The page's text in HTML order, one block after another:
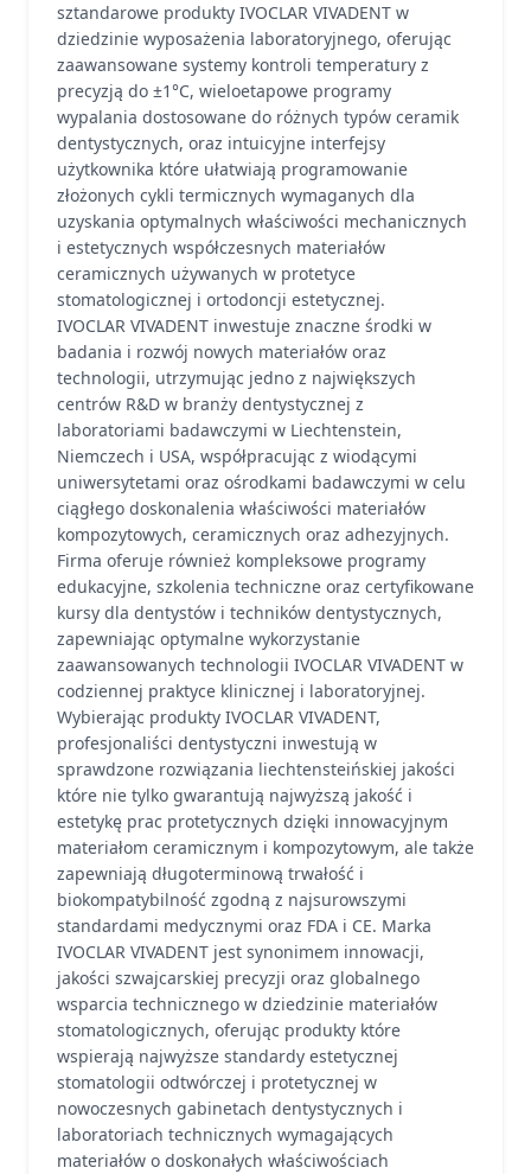
sztandarowe produkty IVOCLAR VIVADENT w
dziedzinie wyposażenia laboratoryjnego, oferując
zaawansowane systemy kontroli temperatury z
precyzją do ±1°C, wieloetapowe programy
wypalania dostosowane do różnych typów ceramik
dentystycznych, oraz intuicyjne interfejsy
użytkownika które ułatwiają programowanie
złożonych cykli termicznych wymaganych dla
uzyskania optymalnych właściwości mechanicznych
i estetycznych współczesnych materiałów
ceramicznych używanych w protetyce
stomatologicznej i ortodoncji estetycznej.
IVOCLAR VIVADENT inwestuje znaczne środki w
badania i rozwój nowych materiałów oraz
technologii, utrzymując jedno z największych
centrów R&D w branży dentystycznej z
laboratoriami badawczymi w Liechtenstein,
Niemczech i USA, współpracując z wiodącymi
uniwersytetami oraz ośrodkami badawczymi w celu
ciągłego doskonalenia właściwości materiałów
kompozytowych, ceramicznych oraz adhezyjnych.
Firma oferuje również kompleksowe programy
edukacyjne, szkolenia techniczne oraz certyfikowane
kursy dla dentystów i techników dentystycznych,
zapewniając optymalne wykorzystanie
zaawansowanych technologii IVOCLAR VIVADENT w
codziennej praktyce klinicznej i laboratoryjnej.
Wybierając produkty IVOCLAR VIVADENT,
profesjonaliści dentystyczni inwestują w
sprawdzone rozwiązania liechtensteińskiej jakości
które nie tylko gwarantują najwyższą jakość i
estetykę prac protetycznych dzięki innowacyjnym
materiałom ceramicznym i kompozytowym, ale także
zapewniają długoterminową trwałość i
biokompatybilność zgodną z najsurowszymi
standardami medycznymi oraz FDA i CE. Marka
IVOCLAR VIVADENT jest synonimem innowacji,
jakości szwajcarskiej precyzji oraz globalnego
wsparcia technicznego w dziedzinie materiałów
stomatologicznych, oferując produkty które
wspierają najwyższe standardy estetycznej
stomatologii odtwórczej i protetycznej w
nowoczesnych gabinetach dentystycznych i
laboratoriach technicznych wymagających
materiałów o doskonałych właściwościach